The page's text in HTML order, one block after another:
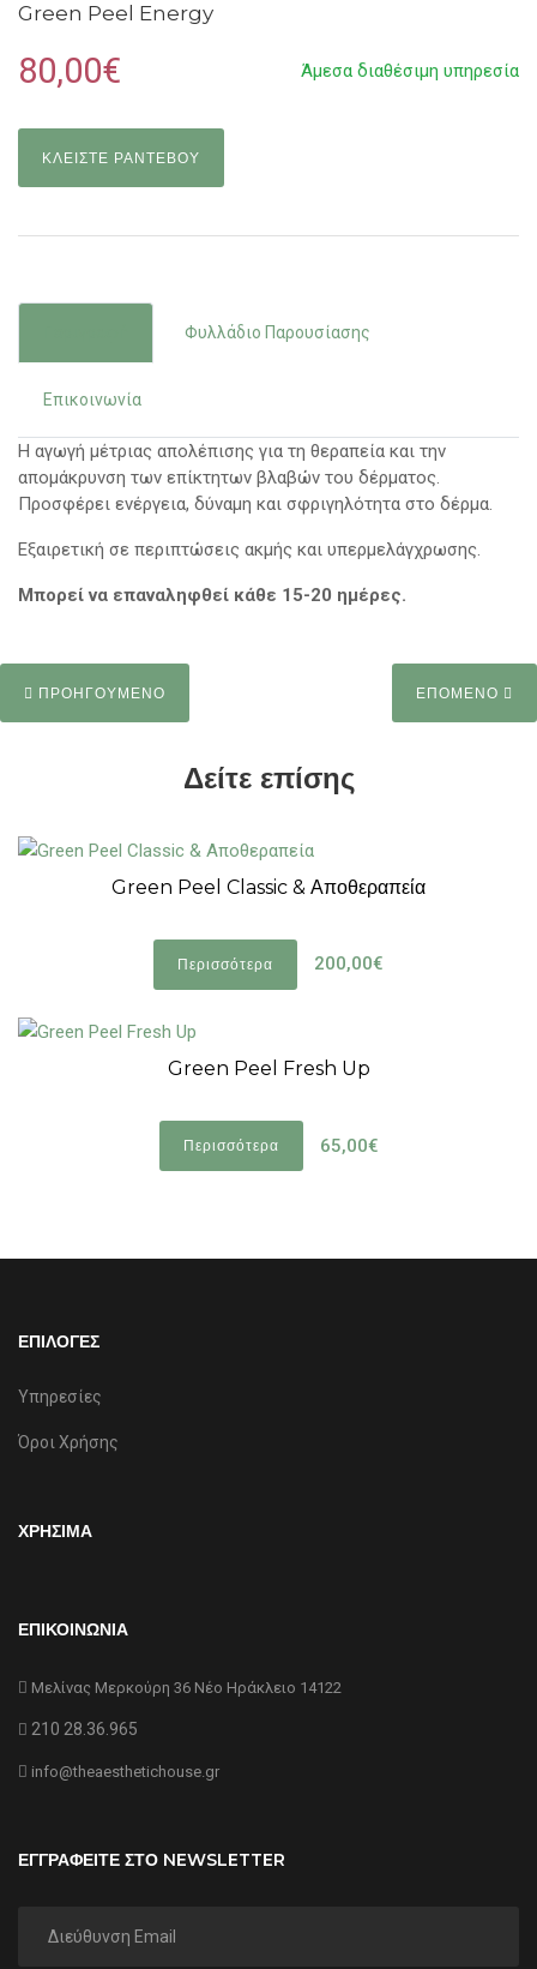
Green Peel Energy
80,00€ Άμεσα διαθέσιμη υπηρεσία
ΚΛΕΙΣΤΕ ΡΑΝΤΕΒΟΥ
Φυλλάδιο Παρουσίασης
Επικοινωνία
Η αγωγή μέτριας απολέπισης για τη θεραπεία και την
απομάκρυνση των επίκτητων βλαβών του δέρματος.
Προσφέρει ενέργεια, δύναμη και σφριγηλότητα στο δέρμα.
Εξαιρετική σε περιπτώσεις ακμής και υπερμελάγχρωσης.
Μπορεί να επαναληφθεί κάθε 15-20 ημέρες.
ΠΡΟΗΓΟΥΜΕΝΟ ΕΠΟΜΕΝΟ
Δείτε επίσης
Green Peel Classic & Αποθεραπεία
Περισσότερα 200,00€
Green Peel Fresh Up
Περισσότερα 65,00€
ΕΠΙΛΟΓΕΣ
Υπηρεσίες
Όροι Χρήσης
ΧΡΗΣΙΜΑ
ΕΠΙΚΟΙΝΩΝΙΑ
Μελίνας Μερκούρη 36 Νέο Ηράκλειο 14122
210 28.36.965
info@theaesthetichouse.gr
ΕΓΓΡΑΦΕΙΤΕ ΣΤΟ NEWSLETTER